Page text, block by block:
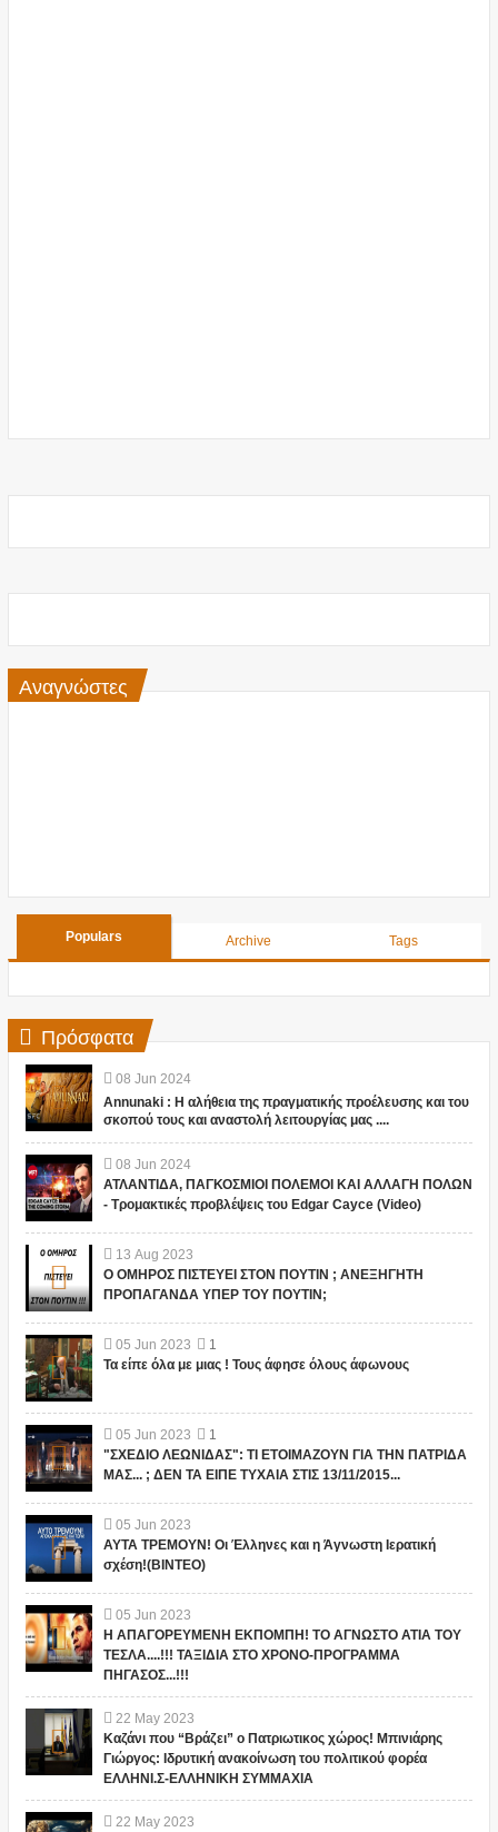
Αναγνώστες
Populars Archive Tags
Πρόσφατα
08 Jun 2024
Annunaki : Η αλήθεια της πραγματικής προέλευσης και του
σκοπού τους και αναστολή λειτουργίας μας ....
08 Jun 2024
ΑΤΛΑΝΤΙΔΑ, ΠΑΓΚΟΣΜΙΟΙ ΠΟΛΕΜΟΙ ΚΑΙ ΑΛΛΑΓΗ ΠΟΛΩΝ
- Τρομακτικές προβλέψεις του Edgar Cayce (Video)
13 Aug 2023
Ο ΟΜΗΡΟΣ ΠΙΣΤΕΥΕΙ ΣΤΟΝ ΠΟΥΤΙΝ ; ΑΝΕΞΗΓΗΤΗ
ΠΡΟΠΑΓΑΝΔΑ ΥΠΕΡ ΤΟΥ ΠΟΥΤΙΝ;
05 Jun 2023
1
Τα είπε όλα με μιας ! Τους άφησε όλους άφωνους
05 Jun 2023
1
"ΣΧΕΔΙΟ ΛΕΩΝΙΔΑΣ": ΤΙ ΕΤΟΙΜΑΖΟΥΝ ΓΙΑ ΤΗΝ ΠΑΤΡΙΔΑ
ΜΑΣ... ; ΔΕΝ ΤΑ ΕΙΠΕ ΤΥΧΑΙΑ ΣΤΙΣ 13/11/2015...
05 Jun 2023
ΑΥΤΑ ΤΡΕΜΟΥΝ! Οι Έλληνες και η Άγνωστη Ιερατική
σχέση!(ΒΙΝΤΕΟ)
05 Jun 2023
Η ΑΠΑΓΟΡΕΥΜΕΝΗ ΕΚΠΟΜΠΗ! ΤΟ ΑΓΝΩΣΤΟ ΑΤΙΑ ΤΟΥ
ΤΕΣΛΑ....!!! ΤΑΞΙΔΙΑ ΣΤΟ ΧΡΟΝΟ-ΠΡΟΓΡΑΜΜΑ
ΠΗΓΑΣΟΣ...!!!
22 May 2023
Καζάνι που “Βράζει” ο Πατριωτικος χώρος! Μπινιάρης
Γιώργος: Ιδρυτική ανακοίνωση του πολιτικού φορέα
ΕΛΛΗΝΙ.Σ-ΕΛΛΗΝΙΚΗ ΣΥΜΜΑΧΙΑ
22 May 2023